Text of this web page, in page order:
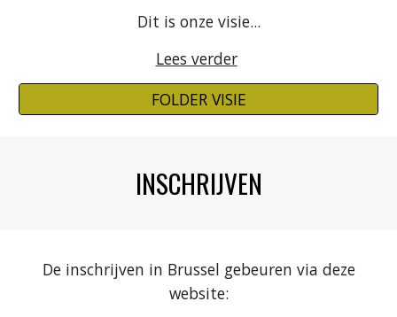
Dit is onze visie...
Lees verder
FOLDER VISIE
INSCHRIJVEN
De inschrijven in Brussel gebeuren via deze
website: